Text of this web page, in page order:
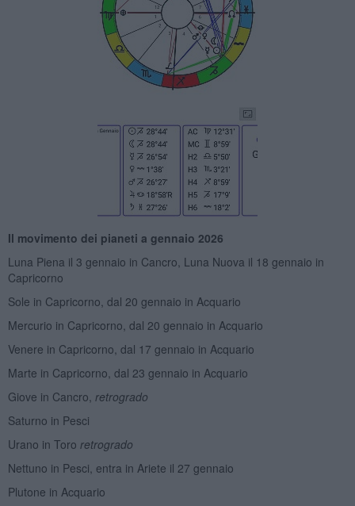
Il movimento dei pianeti a gennaio 2026
Luna Piena il 3 gennaio in Cancro, Luna Nuova il 18 gennaio in
Capricorno
Sole in Capricorno, dal 20 gennaio in Acquario
Mercurio in Capricorno, dal 20 gennaio in Acquario
Venere in Capricorno, dal 17 gennaio in Acquario
Marte in Capricorno, dal 23 gennaio in Acquario
Giove in Cancro, retrogrado
Saturno in Pesci
Urano in Toro retrogrado
Nettuno in Pesci, entra in Ariete il 27 gennaio
Plutone in Acquario